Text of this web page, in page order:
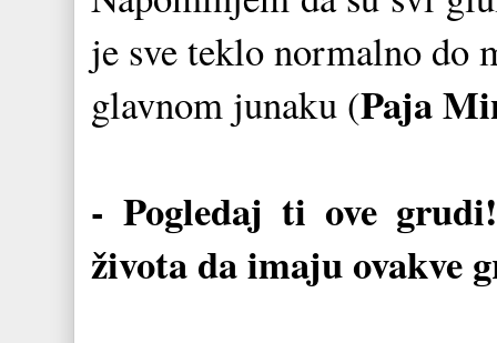
je sve teklo normalno do
glavnom junaku (Paja
- Pogledaj ti ove
života da imaju ovakve